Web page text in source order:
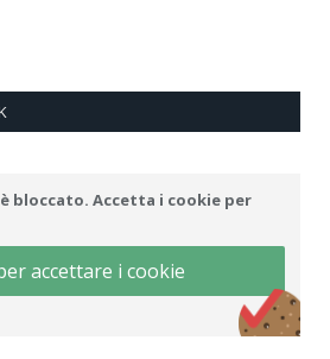
bloccato. Accetta i cookie per
accettare i cookie